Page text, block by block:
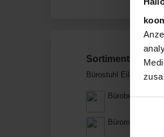
Sortiment von
Bürostuhl Eilenburg
Bürobedarf &
Büromaterial